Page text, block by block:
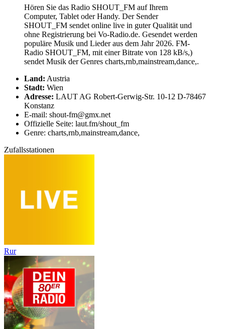
Hören Sie das Radio SHOUT_FM auf Ihrem
Computer, Tablet oder Handy. Der Sender
SHOUT_FM sendet online live in guter Qualität und
ohne Registrierung bei Vo-Radio.de. Gesendet werden
populäre Musik und Lieder aus dem Jahr 2026. FM-
Radio SHOUT_FM, mit einer Bitrate von 128 kB/s,)
sendet Musik der Genres charts,rnb,mainstream,dance,.
Land: Austria
Stadt: Wien
Adresse: LAUT AG Robert-Gerwig-Str. 10-12 D-78467
Konstanz
E-mail: shout-fm@gmx.net
Offizielle Seite: laut.fm/shout_fm
Genre: charts,rnb,mainstream,dance,
Zufallsstationen
Rur